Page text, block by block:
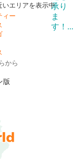
いエリアを表示中
ィー
から
版